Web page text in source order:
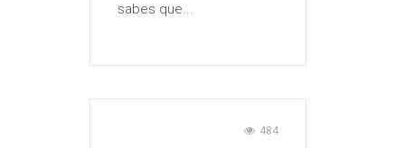
sabes que...
484